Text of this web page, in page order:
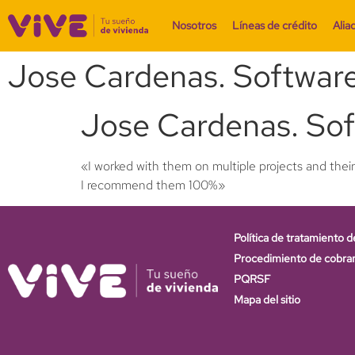
Nosotros Líneas de crédito
Jose Cardenas.
Jose Cardenas.
«I worked with them on multiple projects and
I recommend them 100%»
Política de tratamiento
Procedimiento de
PQRSF
Mapa del sitio